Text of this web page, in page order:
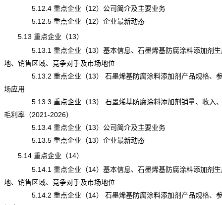
5.12.4 重点企业（12）公司简介及主要业务
5.12.5 重点企业（12）企业最新动态
5.13 重点企业（13）
5.13.1 重点企业（13）基本信息、石墨烯基防腐涂料添加剂生
地、销售区域、竞争对手及市场地位
5.13.2 重点企业（13） 石墨烯基防腐涂料添加剂产品规格、参
场应用
5.13.3 重点企业（13） 石墨烯基防腐涂料添加剂销量、收入、
毛利率（2021-2026）
5.13.4 重点企业（13）公司简介及主要业务
5.13.5 重点企业（13）企业最新动态
5.14 重点企业（14）
5.14.1 重点企业（14）基本信息、石墨烯基防腐涂料添加剂生
地、销售区域、竞争对手及市场地位
5.14.2 重点企业（14） 石墨烯基防腐涂料添加剂产品规格、参